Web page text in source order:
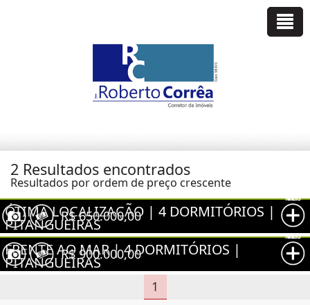
2 Resultados encontrados
Resultados por ordem de preço crescente
ÓTIMA LOCALIZAÇÃO | 4 DORMITÓRIOS |
PITANGUEIRAS
Pitangueiras, Guarujá - SP
R$ 650.000,00
VER MAIS
FRENTE AO MAR | 4 DORMITÓRIOS |
PITANGUEIRASR$ 900.000,00
VER MAIS
1